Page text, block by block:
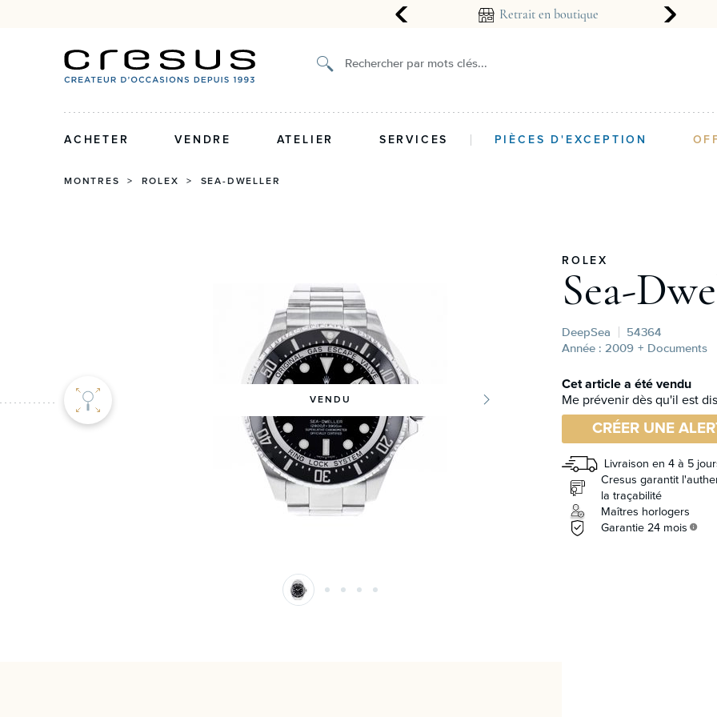
Authenticité certifiée et garantie 2 ans Retrait en boutique
Rechercher par mots clés...
ACHETER VENDRE ATELIER SERVICES PIÈCES D'EXCEPTION
MONTRES > ROLEX > SEA-DWELLER
VENDU
ROLEX
Sea-
DeepSea
54364
Année : 2009 + Documents
Cet article a été vendu
Me prévenir dès qu'il est
CRÉER UNE
Livraison en 4 à 5
Cresus garantit
la traçabilité
Maîtres horlogers
Garantie 24 mois info